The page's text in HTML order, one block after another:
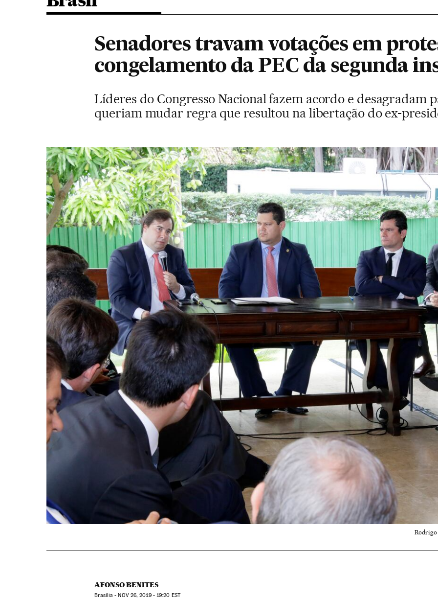
Senadores travam votações em
congelamento da PEC da segunda
Líderes do Congresso Nacional fazem acordo e desagradam
queriam mudar regra que resultou na libertação do ex-
Rodrigo
AFONSO BENITES
Brasília -NOV26, 2019 - 19:20 EST